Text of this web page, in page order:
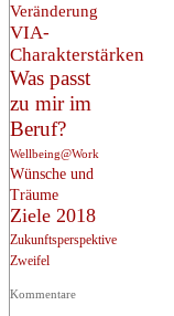
Veränderung
VIA-
Charakterstärken
Was passt
zu mir im
Beruf?
Wellbeing@Work
Wünsche und
Träume
Ziele 2018
Zukunftsperspektive
Zweifel
Kommentare